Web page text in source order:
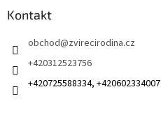
Kontakt
obchod@zvirecirodina.cz
+420312523756
+420725588334, +420602334007